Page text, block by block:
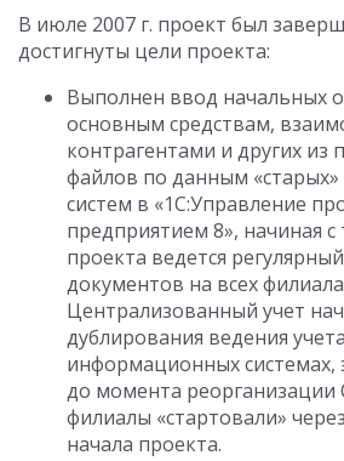
В июле 2007 г. проект был
достигнуты цели проекта:
Выполнен ввод начальных
основным средствам,
контрагентами и других из
файлов по данным
систем в «1С:Управление
предприятием 8», начиная с
проекта ведется
документов на всех
Централизованный учет
дублирования ведения
информационных системах,
до момента
филиалы «стартовали»
начала проекта.